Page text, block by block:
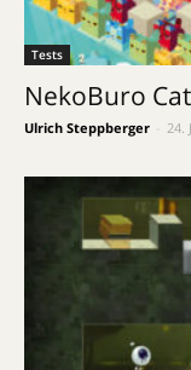
Tests
NekoBuro
Ulrich Steppberger 24.